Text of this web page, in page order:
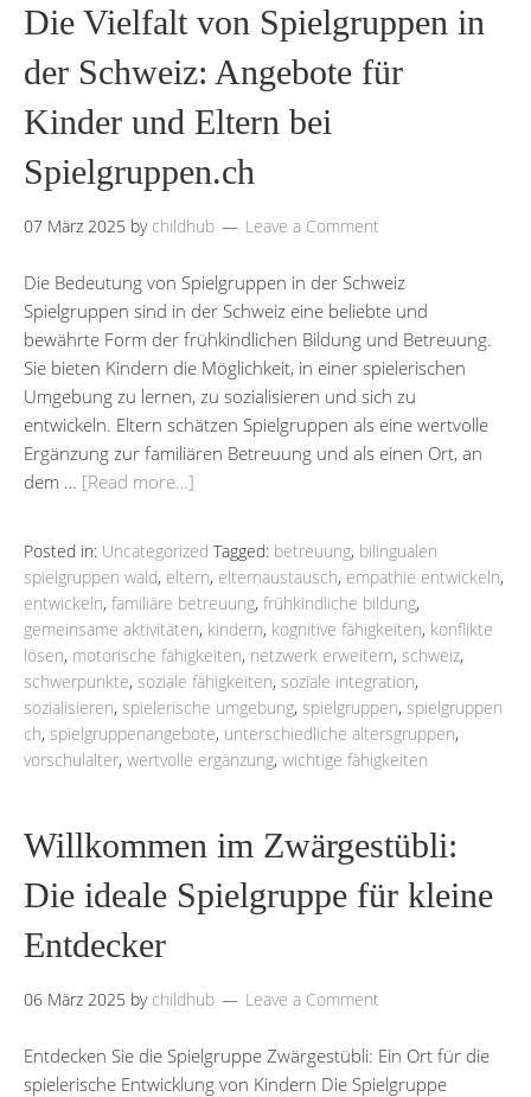
Die Vielfalt von Spielgruppen in
der Schweiz: Angebote für
Kinder und Eltern bei
Spielgruppen.ch
07 März 2025 by childhub Leave a Comment
Die Bedeutung von Spielgruppen in der Schweiz
Spielgruppen sind in der Schweiz eine beliebte und
bewährte Form der frühkindlichen Bildung und Betreuung.
Sie bieten Kindern die Möglichkeit, in einer spielerischen
Umgebung zu lernen, zu sozialisieren und sich zu
entwickeln. Eltern schätzen Spielgruppen als eine wertvolle
Ergänzung zur familiären Betreuung und als einen Ort, an
dem … [Read more…]
Posted in: Uncategorized Tagged: betreuung, bilingualen
spielgruppen wald, eltern, elternaustausch, empathie entwickeln,
entwickeln, familiäre betreuung, frühkindliche bildung,
gemeinsame aktivitäten, kindern, kognitive fähigkeiten, konflikte
lösen, motorische fähigkeiten, netzwerk erweitern, schweiz,
schwerpunkte, soziale fähigkeiten, soziale integration,
sozialisieren, spielerische umgebung, spielgruppen, spielgruppen
ch, spielgruppenangebote, unterschiedliche altersgruppen,
vorschulalter, wertvolle ergänzung, wichtige fähigkeiten
Willkommen im Zwärgestübli:
Die ideale Spielgruppe für kleine
Entdecker
06 März 2025 by childhub Leave a Comment
Entdecken Sie die Spielgruppe Zwärgestübli: Ein Ort für die
spielerische Entwicklung von Kindern Die Spielgruppe